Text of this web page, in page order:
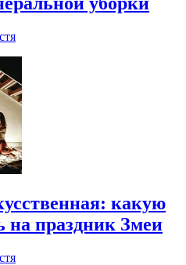
какую
на праздник Змеи